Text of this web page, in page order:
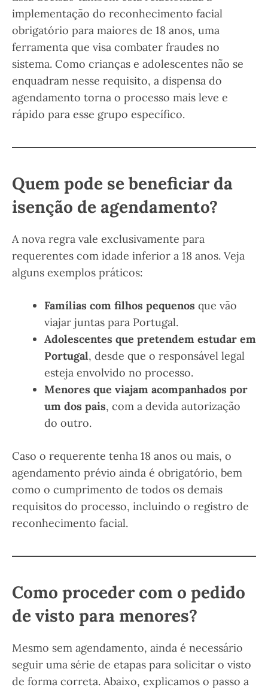
implementação do reconhecimento facial
obrigatório para maiores de 18 anos, uma
ferramenta que visa combater fraudes no
sistema. Como crianças e adolescentes não se
enquadram nesse requisito, a dispensa do
agendamento torna o processo mais leve e
rápido para esse grupo específico.
Quem pode se beneficiar da
isenção de agendamento?
A nova regra vale exclusivamente para
requerentes com idade inferior a 18 anos. Veja
alguns exemplos práticos:
Famílias com filhos pequenos que vão
viajar juntas para Portugal.
Adolescentes que pretendem estudar em
Portugal, desde que o responsável legal
esteja envolvido no processo.
Menores que viajam acompanhados por
um dos pais, com a devida autorização
do outro.
Caso o requerente tenha 18 anos ou mais, o
agendamento prévio ainda é obrigatório, bem
como o cumprimento de todos os demais
requisitos do processo, incluindo o registro de
reconhecimento facial.
Como proceder com o pedido
de visto para menores?
Mesmo sem agendamento, ainda é necessário
seguir uma série de etapas para solicitar o visto
de forma correta. Abaixo, explicamos o passo a